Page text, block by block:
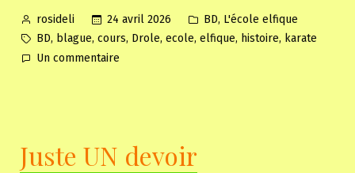
Posted
by
rosideli 24 avril 2026
Posted
in
BD, L'école elfique
Tags:
BD, blague, cours, Drole, ecole, elfique, histoire, karate
Un commentaire
Juste UN devoir